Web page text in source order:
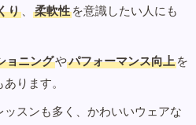
り 、 柔軟性 を意識したい人にも
ョニングやパフォーマンス向上 を
ります。
スンも多く、かわいいウェアな